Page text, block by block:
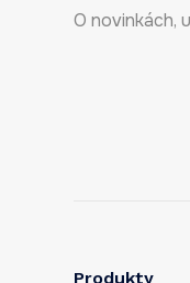
O novinkách,
Produkty